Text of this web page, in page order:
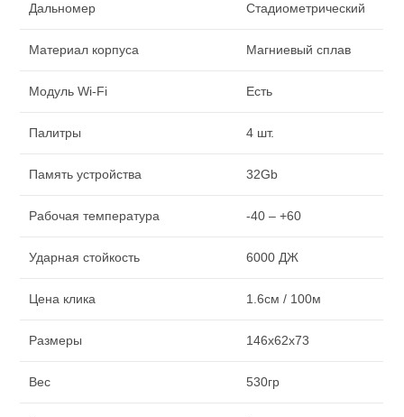
Дальномер Стадиометрический
Материал корпуса Магниевый сплав
Модуль Wi-Fi Есть
Палитры 4 шт.
Память устройства 32Gb
Рабочая температура -40 – +60
Ударная стойкость 6000 ДЖ
Цена клика 1.6см / 100м
Размеры 146x62x73
Вес 530гр